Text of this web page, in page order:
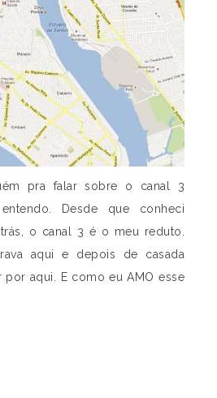
pra falar sobre o canal 3
Desde que conheci
o canal 3 é o meu reduto.
aqui e depois de casada
aqui. E como eu AMO esse